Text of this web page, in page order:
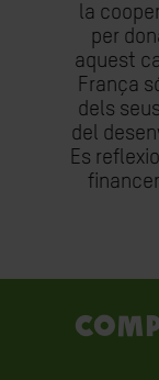
la
per
aquest
França
dels
del
Es